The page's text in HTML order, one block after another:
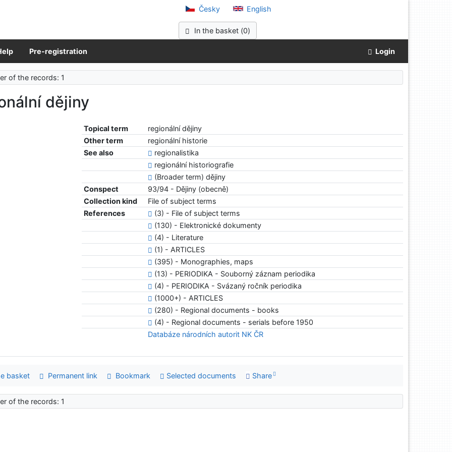
Česky English
In the basket (0)
Pre-registration Login
of the records: 1
dějiny
Topical term
regionální dějiny
Other term
regionální historie
See also
regionalistika
regionální historiografie
(Broader term) dějiny
Conspect
93/94 - Dějiny (obecně)
Collection kind
File of subject terms
References
(3) - File of subject terms
(130) - Elektronické dokumenty
(4) - Literature
(1) - ARTICLES
(395) - Monographies, maps
(13) - PERIODIKA - Souborný záznam periodika
(4) - PERIODIKA - Svázaný ročník periodika
(1000+) - ARTICLES
(280) - Regional documents - books
(4) - Regional documents - serials before 1950
Databáze národních autorit NK ČR
basket Permanent link Bookmark Selected documents Share
of the records: 1